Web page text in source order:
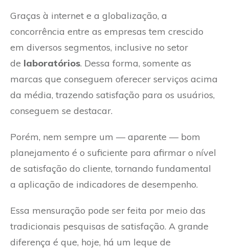
Graças à internet e a globalização, a
concorrência entre as empresas tem crescido
em diversos segmentos, inclusive no setor
de laboratórios. Dessa forma, somente as
marcas que conseguem oferecer serviços acima
da média, trazendo satisfação para os usuários,
conseguem se destacar.
Porém, nem sempre um — aparente — bom
planejamento é o suficiente para afirmar o nível
de satisfação do cliente, tornando fundamental
a aplicação de indicadores de desempenho.
Essa mensuração pode ser feita por meio das
tradicionais pesquisas de satisfação. A grande
diferença é que, hoje, há um leque de